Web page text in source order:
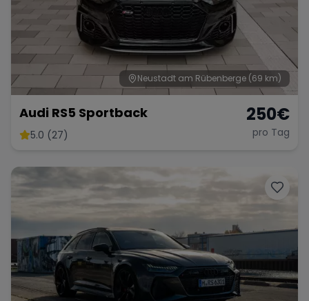
Bugatti Lotus Maserati
Range Rover Corvette
Neustadt am Rübenberge (69 km)
Audi RS5 Sportback
5.0 (27)
250€
pro Tag